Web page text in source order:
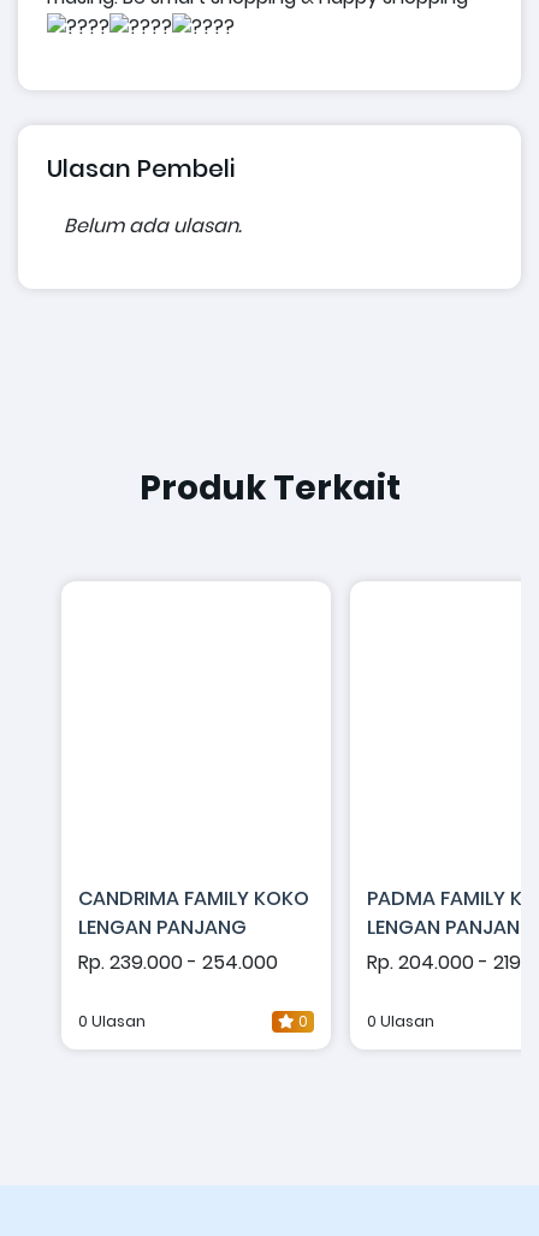
Ulasan Pembeli
Belum ada ulasan.
Produk Terkait
CANDRIMA FAMILY KOKO
LENGAN PANJANG
Rp. 239.000 - 254.000
0 Ulasan 0
PADMA FAMILY
LENGAN PANJANG
Rp. 204.000 -
0 Ulasan